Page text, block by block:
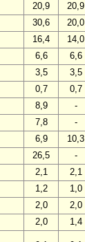
20,9
20,9
30,6
20,0
16,4
14,0
6,6
6,6
3,5
3,5
0,7
0,7
8,9
-
7,8
-
6,9
10,3
26,5
-
2,1
2,1
1,2
1,0
2,0
2,0
2,0
1,4